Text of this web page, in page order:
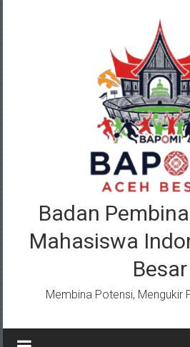
Badan
Mahasiswa
Besar
Membina Potensi, Mengukir